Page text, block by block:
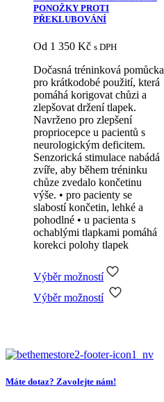
PONOŽKY PROTI
PŘEKLUBOVÁNÍ
Od 1 350 Kč s DPH
Dočasná tréninková pomůcka
pro krátkodobé použití, která
pomáhá korigovat chůzi a
zlepšovat držení tlapek.
Navrženo pro zlepšení
propriocepce u pacientů s
neurologickým deficitem.
Senzorická stimulace nabádá
zvíře, aby během tréninku
chůze zvedalo končetinu
výše. • pro pacienty se
slabostí končetin, lehké a
pohodlné • u pacienta s
ochablými tlapkami pomáhá
korekci polohy tlapek
Výběr možností
Výběr možností
Tento
produkt
Možnosti
lze
vybrat
na
Máte dotaz? Zavolejte nám!